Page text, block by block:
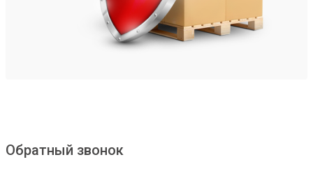
Обратный звонок